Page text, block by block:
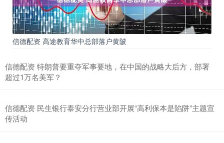
信德配资 高途教育华中总部落户黄陂
信德配资 特朗普要重夺军事要地，在中国的战略大后方，部署
超过1万名美军？
信德配资 民生银行泰安分行营业部开展“高利保本是陷阱”主题宣
传活动